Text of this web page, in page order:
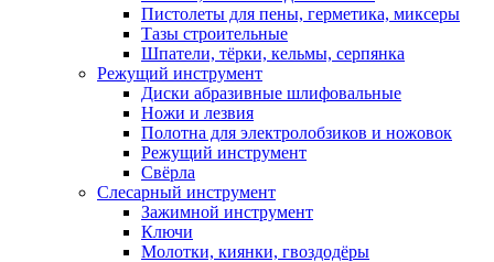
Пистолеты для пены, герметика, миксеры
Тазы строительные
Шпатели, тёрки, кельмы, серпянка
Режущий инструмент
Диски абразивные шлифовальные
Ножи и лезвия
Полотна для электролобзиков и ножовок
Режущий инструмент
Свёрла
Слесарный инструмент
Зажимной инструмент
Ключи
Молотки, киянки, гвоздодёры